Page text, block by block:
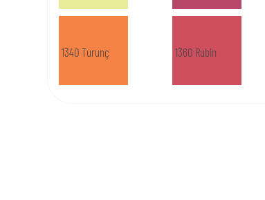
1340 Turunç 1360 Rubin